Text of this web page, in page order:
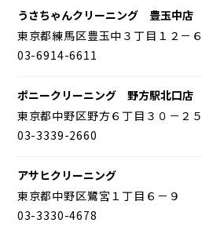
うさちゃんクリーニング 豊玉中店
東京都練馬区豊玉中３丁目１２－６
03-6914-6611
ポニークリーニング 野方駅北口店
東京都中野区野方６丁目３０－２５
03-3339-2660
アサヒクリーニング
東京都中野区鷺宮１丁目６－９
03-3330-4678